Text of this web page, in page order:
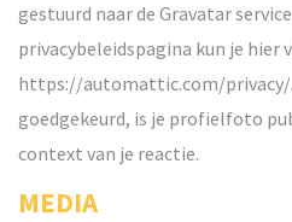
gestuurd naar de Gravatar
privacybeleidspagina kun je hier
https://automattic.com/privacy/
goedgekeurd, is je profielfoto
context van je reactie.
MEDIA